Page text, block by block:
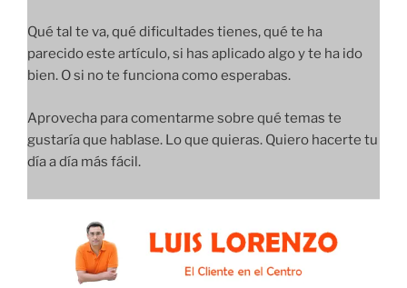
Qué tal te va, qué dificultades tienes, qué te ha
parecido este artículo, si has aplicado algo y te ha ido
bien. O si no te funciona como esperabas.
Aprovecha para comentarme sobre qué temas te
gustaría que hablase. Lo que quieras. Quiero hacerte tu
día a día más fácil.